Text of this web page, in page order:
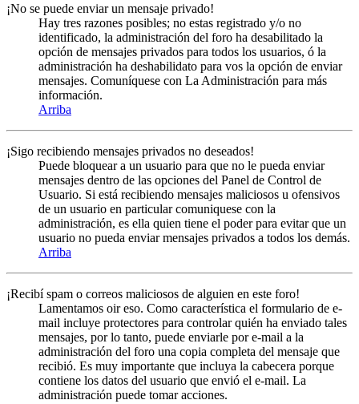
¡No se puede enviar un mensaje privado!
Hay tres razones posibles; no estas registrado y/o no
identificado, la administración del foro ha desabilitado la
opción de mensajes privados para todos los usuarios, ó la
administración ha deshabilidato para vos la opción de enviar
mensajes. Comuníquese con La Administración para más
información.
Arriba
¡Sigo recibiendo mensajes privados no deseados!
Puede bloquear a un usuario para que no le pueda enviar
mensajes dentro de las opciones del Panel de Control de
Usuario. Si está recibiendo mensajes maliciosos u ofensivos
de un usuario en particular comuniquese con la
administración, es ella quien tiene el poder para evitar que un
usuario no pueda enviar mensajes privados a todos los demás.
Arriba
¡Recibí spam o correos maliciosos de alguien en este foro!
Lamentamos oir eso. Como característica el formulario de e-
mail incluye protectores para controlar quién ha enviado tales
mensajes, por lo tanto, puede enviarle por e-mail a la
administración del foro una copia completa del mensaje que
recibió. Es muy importante que incluya la cabecera porque
contiene los datos del usuario que envió el e-mail. La
administración puede tomar acciones.